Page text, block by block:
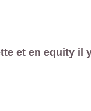
et en equity il